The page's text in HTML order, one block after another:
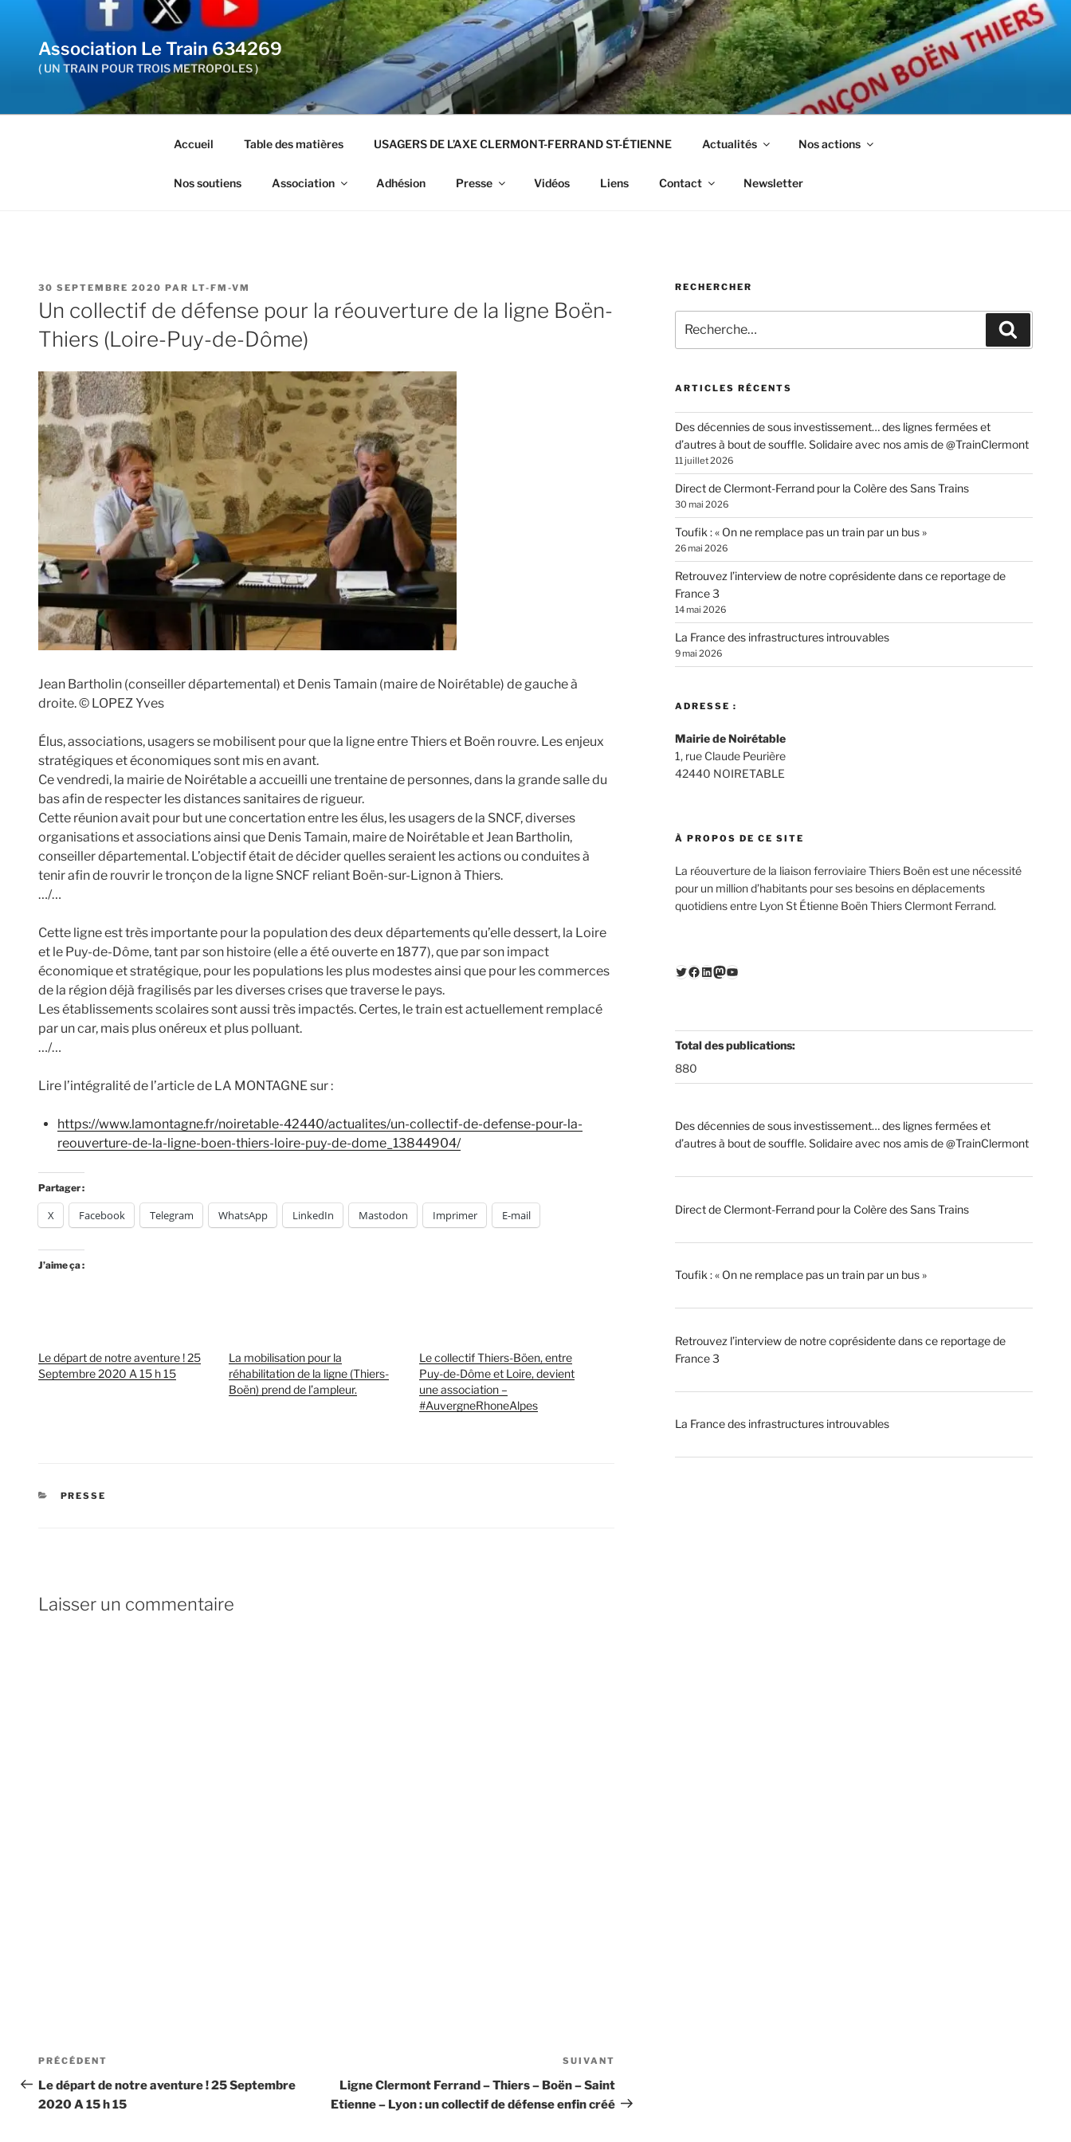
contenu
principal
Association Le Train 634269
( UN TRAIN POUR TROIS METROPOLES )
Accueil Table des matières USAGERS DE L’AXE CLERMONT-FERRAND ST-ÉTIENNE Actualités Nos actions
Nos soutiens Association Adhésion Presse Vidéos Liens Contact Newsletter
PUBLIÉ
LE
30 SEPTEMBRE 2020 PAR LT-FM-VM
Un collectif de défense pour la réouverture de la ligne Boën-
Thiers (Loire-Puy-de-Dôme)
Jean Bartholin (conseiller départemental) et Denis Tamain (maire de Noirétable) de gauche à
droite. © LOPEZ Yves
Élus, associations, usagers se mobilisent pour que la ligne entre Thiers et Boën rouvre. Les enjeux
stratégiques et économiques sont mis en avant.
Ce vendredi, la mairie de Noirétable a accueilli une trentaine de personnes, dans la grande salle du
bas afin de respecter les distances sanitaires de rigueur.
Cette réunion avait pour but une concertation entre les élus, les usagers de la SNCF, diverses
organisations et associations ainsi que Denis Tamain, maire de Noirétable et Jean Bartholin,
conseiller départemental. L’objectif était de décider quelles seraient les actions ou conduites à
tenir afin de rouvrir le tronçon de la ligne SNCF reliant Boën-sur-Lignon à Thiers.
…/…
Cette ligne est très importante pour la population des deux départements qu’elle dessert, la Loire
et le Puy-de-Dôme, tant par son histoire (elle a été ouverte en 1877), que par son impact
économique et stratégique, pour les populations les plus modestes ainsi que pour les commerces
de la région déjà fragilisés par les diverses crises que traverse le pays.
Les établissements scolaires sont aussi très impactés. Certes, le train est actuellement remplacé
par un car, mais plus onéreux et plus polluant.
…/…
Lire l’intégralité de l’article de LA MONTAGNE sur :
https://www.lamontagne.fr/noiretable-42440/actualites/un-collectif-de-defense-pour-la-
reouverture-de-la-ligne-boen-thiers-loire-puy-de-dome_13844904/
Partager :
X Facebook Telegram WhatsApp LinkedIn Mastodon Imprimer E-mail
J’aime ça :
Le départ de notre aventure ! 25
Septembre 2020 A 15 h 15
La mobilisation pour la
réhabilitation de la ligne (Thiers-
Boën) prend de l’ampleur.
Le collectif Thiers-Böen, entre
Puy-de-Dôme et Loire, devient
une association –
#AuvergneRhoneAlpes
CATÉGORIES
PRESSE
Laisser un commentaire
Navigation
de
l’article
Article
précédent
PRÉCÉDENT
Le départ de notre aventure ! 25 Septembre
2020 A 15 h 15
suivant
SUIVANT
Ligne Clermont Ferrand – Thiers – Boën – Saint
Etienne – Lyon : un collectif de défense enfin créé
RECHERCHER
pour
:
ARTICLES RÉCENTS
Des décennies de sous investissement… des lignes fermées et
d’autres à bout de souffle. Solidaire avec nos amis de @TrainClermont
11 juillet 2026
Direct de Clermont-Ferrand pour la Colère des Sans Trains
30 mai 2026
Toufik : « On ne remplace pas un train par un bus »
26 mai 2026
Retrouvez l’interview de notre coprésidente dans ce reportage de
France 3
14 mai 2026
La France des infrastructures introuvables
9 mai 2026
ADRESSE :
Mairie de Noirétable
1, rue Claude Peurière
42440 NOIRETABLE
À PROPOS DE CE SITE
La réouverture de la liaison ferroviaire Thiers Boën est une nécessité
pour un million d’habitants pour ses besoins en déplacements
quotidiens entre Lyon St Étienne Boën Thiers Clermont Ferrand.
Twitter
Facebook
LinkedIn
Mastodon
YouTube
Total des publications:
880
Des décennies de sous investissement… des lignes fermées et
d’autres à bout de souffle. Solidaire avec nos amis de @TrainClermont
Direct de Clermont-Ferrand pour la Colère des Sans Trains
Toufik : « On ne remplace pas un train par un bus »
Retrouvez l’interview de notre coprésidente dans ce reportage de
France 3
La France des infrastructures introuvables